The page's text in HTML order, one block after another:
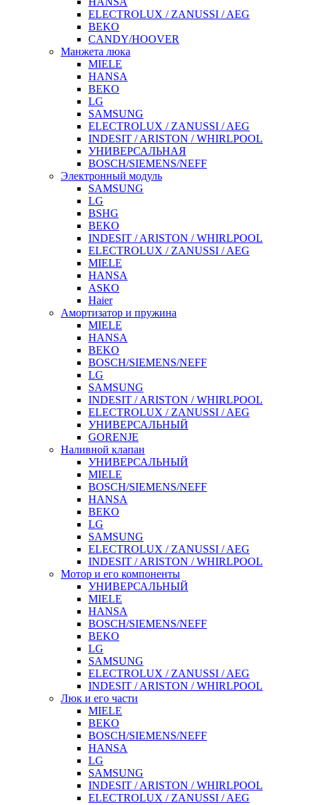
ELECTROLUX / ZANUSSI / AEG
BEKO
CANDY/HOOVER
Манжета люка
MIELE
HANSA
BEKO
LG
SAMSUNG
ELECTROLUX / ZANUSSI / AEG
INDESIT / ARISTON / WHIRLPOOL
УНИВЕРСАЛЬНАЯ
BOSCH/SIEMENS/NEFF
Электронный модуль
SAMSUNG
LG
BSHG
BEKO
INDESIT / ARISTON / WHIRLPOOL
ELECTROLUX / ZANUSSI / AEG
MIELE
HANSA
ASKO
Haier
Амортизатор и пружина
MIELE
HANSA
BEKO
BOSCH/SIEMENS/NEFF
LG
SAMSUNG
INDESIT / ARISTON / WHIRLPOOL
ELECTROLUX / ZANUSSI / AEG
УНИВЕРСАЛЬНЫЙ
GORENJE
Наливной клапан
УНИВЕРСАЛЬНЫЙ
MIELE
BOSCH/SIEMENS/NEFF
HANSA
BEKO
LG
SAMSUNG
ELECTROLUX / ZANUSSI / AEG
INDESIT / ARISTON / WHIRLPOOL
Мотор и его компоненты
УНИВЕРСАЛЬНЫЙ
MIELE
HANSA
BOSCH/SIEMENS/NEFF
BEKO
LG
SAMSUNG
ELECTROLUX / ZANUSSI / AEG
INDESIT / ARISTON / WHIRLPOOL
Люк и его части
MIELE
BEKO
BOSCH/SIEMENS/NEFF
HANSA
LG
SAMSUNG
INDESIT / ARISTON / WHIRLPOOL
ELECTROLUX / ZANUSSI / AEG